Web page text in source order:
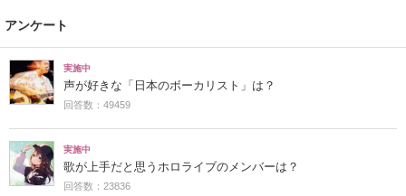
アンケート
実施中
声が好きな「日本のボーカリスト」は？
回答数：49459
実施中
歌が上手だと思うホロライブのメンバーは？
回答数：23836